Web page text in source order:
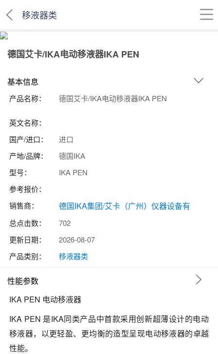
移液器类
德国艾卡/IKA电动移液器IKA PEN
基本信息
产品名称： 德国艾卡/IKA电动移液器IKA PEN
英文名称：
国产/进口：
进口
产地/品牌：
德国IKA
型号：
IKA PEN
参考报价：
销售商：
德国IKA集团/艾卡（广州）仪器设备有
总点击数：
702
更新日期：
2026-08-07
产品类别：
移液器类
性能参数
IKA PEN 电动移液器
IKA PEN 是IKA同类产品中首款采用创新超薄设计的电动
移液器，以更轻盈、更均衡的造型呈现电动移液器的卓越
性能。